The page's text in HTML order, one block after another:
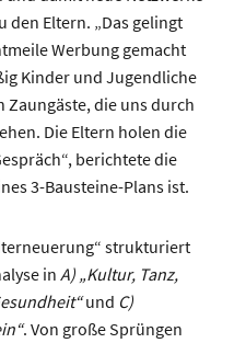
den Eltern. „Das gelingt
Werbung gemacht
Kinder und Jugendliche
Zaungäste, die uns durch
Die Eltern holen die
berichtete die
3-Bausteine-Plans ist.
strukturiert
inA) „Kultur, Tanz,
und C)
. Von große Sprüngen